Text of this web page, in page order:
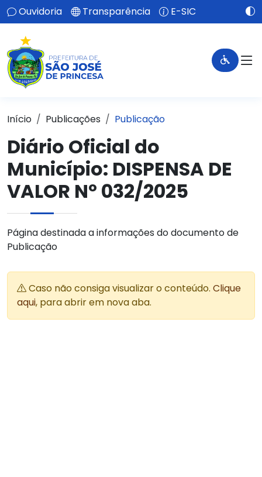
Ouvidoria Transparência E-SIC
Início Publicações Publicação
Diário Oficial do
Município: DISPENSA DE
VALOR Nº 032/2025
Página destinada a informações do documento de
Publicação
Caso não consiga visualizar o conteúdo. Clique
aqui, para abrir em nova aba.